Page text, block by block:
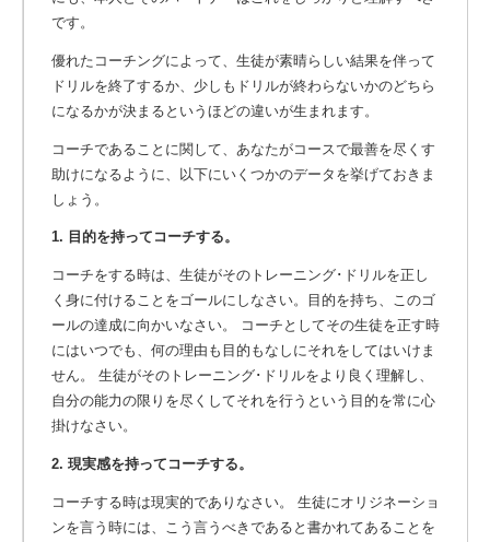
です。
優れたコーチングによって、生徒が素晴らしい結果を伴って
ドリルを終了するか、少しもドリルが終わらないかのどちら
になるかが決まるというほどの違いが生まれます。
コーチであることに関して、あなたがコースで最善を尽くす
助けになるように、以下にいくつかのデータを挙げておきま
しょう。
1. 目的を持ってコーチする。
コーチをする時は、生徒がそのトレーニング･ドリルを正し
く身に付けることをゴールにしなさい。目的を持ち、このゴ
ールの達成に向かいなさい。 コーチとしてその生徒を正す時
にはいつでも、何の理由も目的もなしにそれをしてはいけま
せん。 生徒がそのトレーニング･ドリルをより良く理解し、
自分の能力の限りを尽くしてそれを行うという目的を常に心
掛けなさい。
2. 現実感を持ってコーチする。
コーチする時は現実的でありなさい。 生徒にオリジネーショ
ンを言う時には、こう言うべきであると書かれてあることを